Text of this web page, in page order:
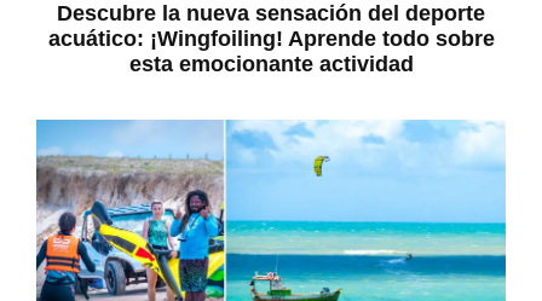
Descubre la nueva sensación del deporte
acuático: ¡Wingfoiling! Aprende todo sobre
esta emocionante actividad